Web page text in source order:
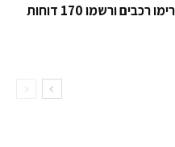
שוטרי נתניה החרימו רכבים ורשמו 170 דוחות